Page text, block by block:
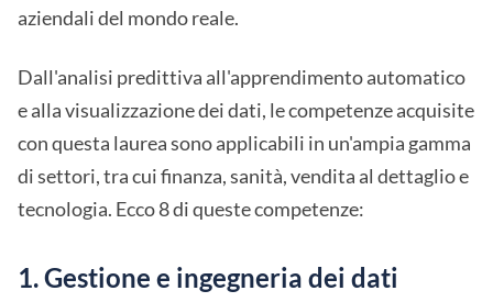
aziendali del mondo reale.
Dall'analisi predittiva all'apprendimento automatico
e alla visualizzazione dei dati, le competenze acquisite
con questa laurea sono applicabili in un'ampia gamma
di settori, tra cui finanza, sanità, vendita al dettaglio e
tecnologia. Ecco 8 di queste competenze:
1. Gestione e ingegneria dei dati